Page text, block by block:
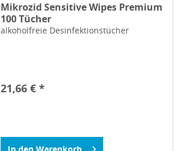
Mikrozid Sensitive Wipes Premium
100 Tücher
alkoholfreie Desinfektionstücher
21,66 € *